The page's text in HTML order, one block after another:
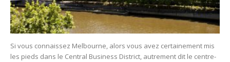
Si vous connaissez Melbourne, alors vous avez certainement mis
les pieds dans le Central Business District, autrement dit le centre-